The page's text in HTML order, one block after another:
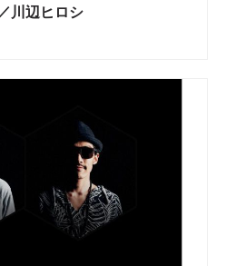
辺ヒロシ